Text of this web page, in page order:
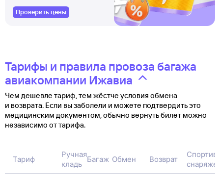
Проверить цены
Тарифы и правила провоза багажа
авиакомпании Ижавиа
Чем дешевле тариф, тем жёстче условия обмена
и возврата. Если вы заболели и можете подтвердить это
медицинским документом, обычно вернуть билет можно
независимо от тарифа.
Тариф
Ручная
кладь
Багаж Обмен Возврат